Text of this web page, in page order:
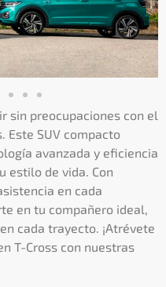
sin preocupaciones con el
Este SUV compacto
avanzada y eficiencia
estilo de vida. Con
en cada
en tu compañero ideal,
cada trayecto. ¡Atrévete
T-Cross con nuestras